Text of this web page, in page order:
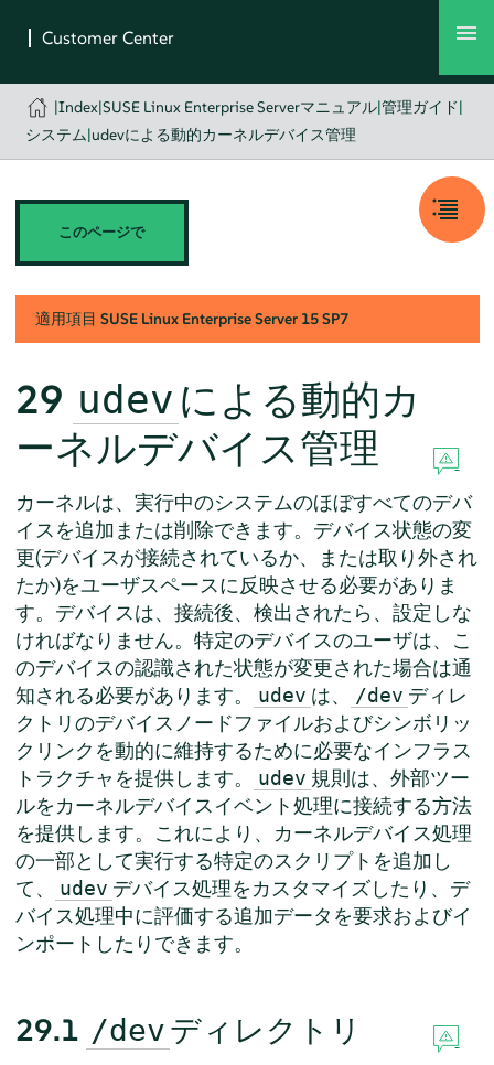
|Index|SUSE Linux Enterprise Serverマニュアル|管理ガイド|
システム|udevによる動的カーネルデバイス管理
このページで
適用項目 SUSE Linux Enterprise Server 15 SP7
29 udev による動的カ
ーネルデバイス管理
カーネルは、実行中のシステムのほぼすべてのデバ
イスを追加または削除できます。デバイス状態の変
更(デバイスが接続されているか、または取り外され
たか)をユーザスペースに反映させる必要がありま
す。デバイスは、接続後、検出されたら、設定しな
ければなりません。特定のデバイスのユーザは、こ
のデバイスの認識された状態が変更された場合は通
知される必要があります。
udev は、 /dev ディレ
クトリのデバイスノードファイルおよびシンボリッ
クリンクを動的に維持するために必要なインフラス
トラクチャを提供します。
udev 規則は、外部ツー
ルをカーネルデバイスイベント処理に接続する方法
を提供します。これにより、カーネルデバイス処理
の一部として実行する特定のスクリプトを追加し
て、
udev デバイス処理をカスタマイズしたり、デ
バイス処理中に評価する追加データを要求およびイ
ンポートしたりできます。
29.1 /devディレクトリ